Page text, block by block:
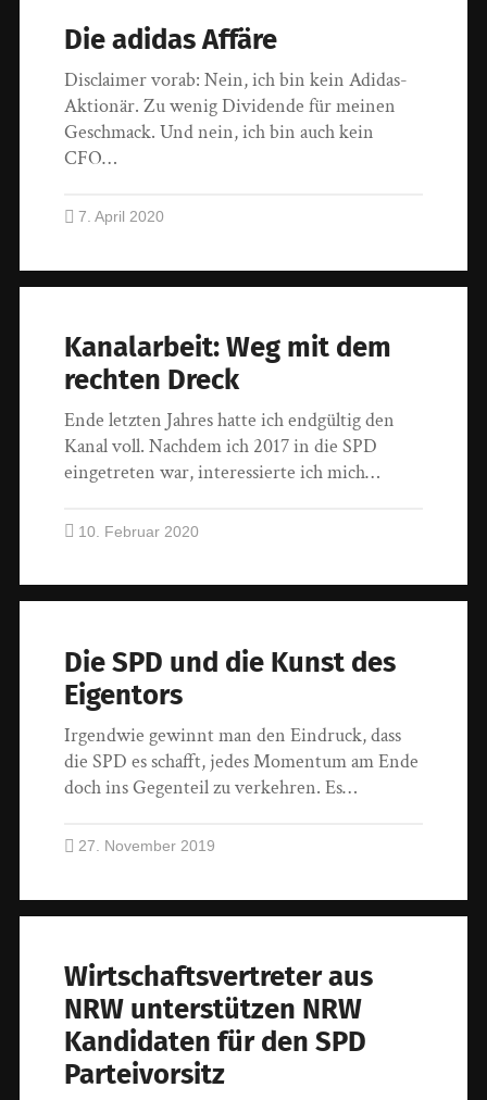
Die adidas Affäre
Disclaimer vorab: Nein, ich bin kein Adidas-
Aktionär. Zu wenig Dividende für meinen
Geschmack. Und nein, ich bin auch kein
CFO…
7. April 2020
Kanalarbeit: Weg mit dem
rechten Dreck
Ende letzten Jahres hatte ich endgültig den
Kanal voll. Nachdem ich 2017 in die SPD
eingetreten war, interessierte ich mich…
10. Februar 2020
Die SPD und die Kunst des
Eigentors
Irgendwie gewinnt man den Eindruck, dass
die SPD es schafft, jedes Momentum am Ende
doch ins Gegenteil zu verkehren. Es…
27. November 2019
Wirtschaftsvertreter aus
NRW unterstützen NRW
Kandidaten für den SPD
Parteivorsitz